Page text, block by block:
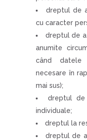
dreptul de
cu caracter
dreptul de
anumite
când
necesare în
mai sus);
dreptul
individuale;
dreptul la
dreptul de